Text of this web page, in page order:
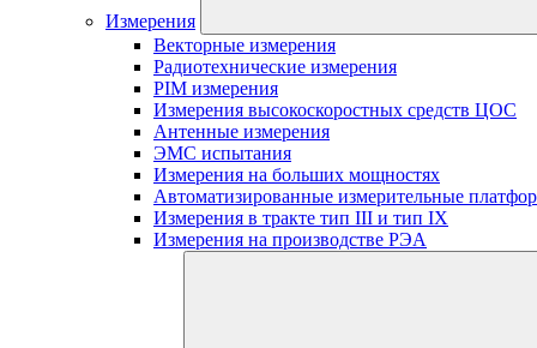
Измерения
Векторные измерения
Радиотехнические измерения
PIM измерения
Измерения высокоскоростных средств ЦОС
Антенные измерения
ЭМС испытания
Измерения на больших мощностях
Автоматизированные измерительные
Измерения в тракте тип III и тип IX
Измерения на производстве РЭА